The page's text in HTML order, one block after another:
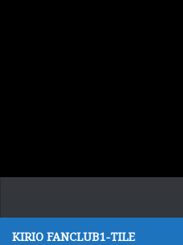
KIRIO FANCLUB1-TILE